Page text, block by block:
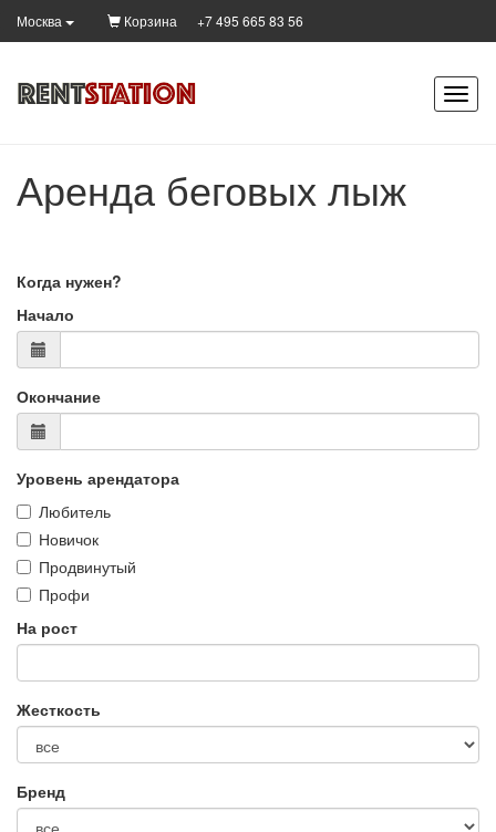
Москва Корзина +7 495 665 83 56
Аренда беговых лыж
Когда нужен?
Начало
Окончание
Уровень арендатора
Любитель
Новичок
Продвинутый
Профи
На рост
Жесткость
Бренд